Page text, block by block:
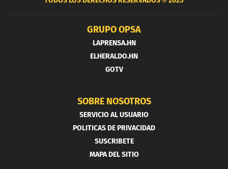
GRUPO OPSA
LAPRENSA.HN
ELHERALDO.HN
GOTV
SOBRE NOSOTROS
SERVICIO AL USUARIO
POLITICAS DE PRIVACIDAD
SUSCRIBETE
MAPA DEL SITIO